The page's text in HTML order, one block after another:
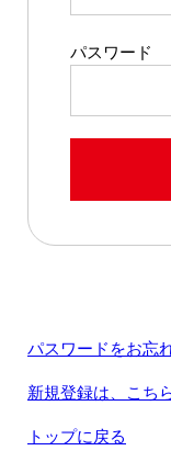
パスワード
パスワードをお忘
新規登録は、こち
トップに戻る